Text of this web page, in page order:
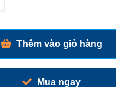
Thêm vào giỏ hàng
Mua ngay